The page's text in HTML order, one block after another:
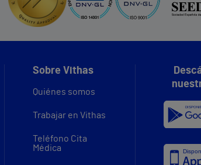
Sobre Vithas
Quiénes somos
Trabajar en Vithas
Teléfono Cita
Médica